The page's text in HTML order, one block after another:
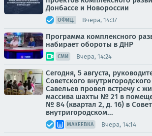
Донбассе и Новороссии
ОФИЦ. Вчера, 14:37
Программа комплексного
набирает обороты в ДНР
СМИ Вчера, 14:24
Сегодня, 5 августа,
Советского
Савельев провел встречу с
массива шахты № 21 в
№ 84 (квартал 2, д. 16) в
внутригородском...
МАКЕЕВКА Вчера, 14:14